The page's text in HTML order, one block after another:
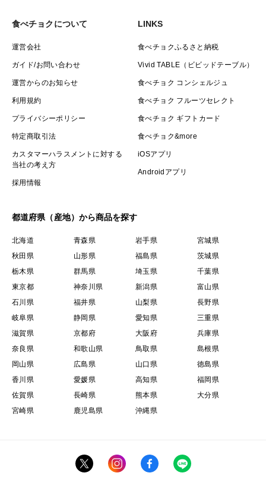
食べチョクについて
運営会社
ガイド/お問い合わせ
運営からのお知らせ
利用規約
プライバシーポリシー
特定商取引法
カスタマーハラスメントに対する
当社の考え方
採用情報
LINKS
食べチョクふるさと納税
Vivid TABLE（ビビッドテーブル）
食べチョク コンシェルジュ
食べチョク フルーツセレクト
食べチョク ギフトカード
食べチョク&more
iOSアプリ
Androidアプリ
都道府県（産地）から商品を探す
北海道 青森県 岩手県
宮城県
秋田県
山形県 福島県
茨城県
栃木県
群馬県 埼玉県
千葉県
東京都
神奈川県 新潟県
富山県
石川県
福井県 山梨県
長野県
岐阜県
静岡県 愛知県
三重県
滋賀県
京都府 大阪府
兵庫県
奈良県
和歌山県 鳥取県
島根県
岡山県
広島県 山口県
徳島県
香川県
愛媛県 高知県
福岡県
佐賀県
長崎県 熊本県
大分県
宮崎県
鹿児島県 沖縄県